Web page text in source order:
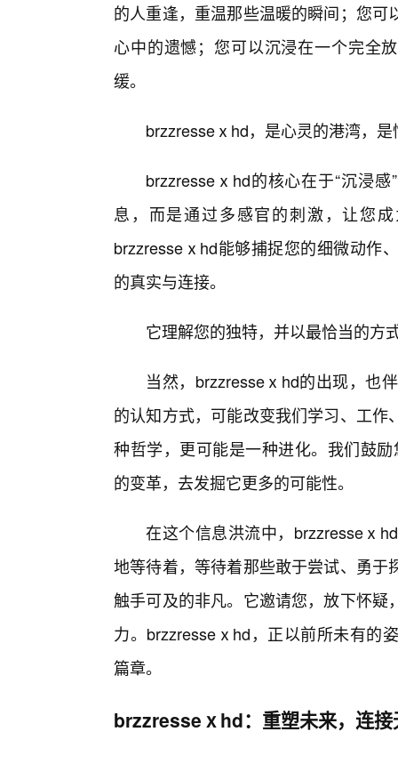
的人重逢，重温那些温暖的瞬间；您
心中的遗憾；您可以沉浸在一个完全
缓。
brzzresseⅹhd，是心灵的港湾，
brzzresseⅹhd的核心在于“沉浸感
息，而是通过多感官的刺激，让您
brzzresseⅹhd能够捕捉您的细微动作
的真实与连接。
它理解您的独特，并以最恰当的方
当然，brzzresseⅹhd的出现，也
的认知方式，可能改变我们学习、工
种哲学，更可能是一种进化。我们鼓
的变革，去发掘它更多的可能性。
在这个信息洪流中，
地等待着，等待着那些敢于尝试、勇
触手可及的非凡。它邀请您，放下怀
力。brzzresseⅹhd，正以前所未有的
篇章。
brzzresseⅹhd：重塑未来，连接